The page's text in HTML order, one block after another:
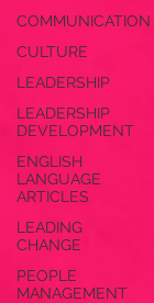
COMMUNICATION
CULTURE
LEADERSHIP
LEADERSHIP
DEVELOPMENT
ENGLISH
LANGUAGE
ARTICLES
LEADING
CHANGE
PEOPLE
MANAGEMENT